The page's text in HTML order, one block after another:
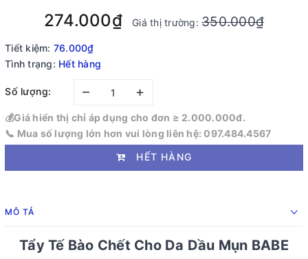
274.000₫ Giá thị trường:350.000₫
Tiết kiệm: 76.000₫
Tình trạng: Hết hàng
Số lượng: – +
💰Giá hiển thị chỉ áp dụng cho đơn ≥ 2.000.000đ.
📞 Mua số lượng lớn hơn vui lòng liên hệ: 097.484.4567
HẾT HÀNG
MÔ TẢ
Tẩy Tế Bào Chết Cho Da Dầu Mụn BABE